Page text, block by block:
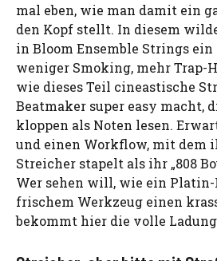
mal eben, wie man damit ein
den Kopf stellt. In diesem
in Bloom Ensemble Strings ein
weniger Smoking, mehr Trap-
wie dieses Teil cineastische
Beatmaker super easy macht,
kloppen als Noten lesen.
und einen Workflow, mit dem
Streicher stapelt als ihr „808
Wer sehen will, wie ein
frischem Werkzeug einen
bekommt hier die volle